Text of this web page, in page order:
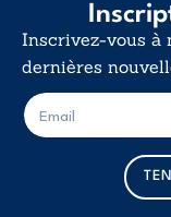
Inscrivez-vous à
dernières
E
-
m